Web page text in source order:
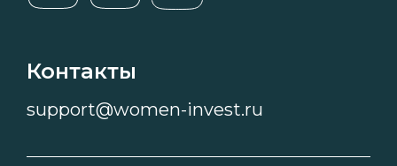
Контакты
support@women-invest.ru